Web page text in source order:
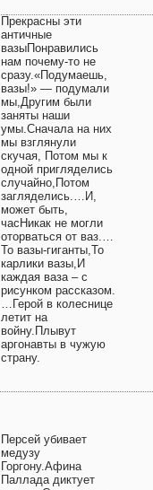
Прекрасны эти
античные
вазыПонравились
нам почему-то не
сразу.«Подумаешь,
вазы!» — подумали
мы,Другим были
заняты наши
умы.Сначала на них
мы взглянули
скучая, Потом мы к
одной пригляделись
случайно,Потом
загляделись.…И,
может быть,
часНикак не могли
оторваться от ваз.…
То вазы-гиганты,То
карлики вазы,И
каждая ваза – с
рисунком рассказом.
…Герой в колеснице
летит на
войну.Плывут
аргонавты в чужую
страну.
Персей убивает
медузу
Горгону.Афина
Паллада диктует